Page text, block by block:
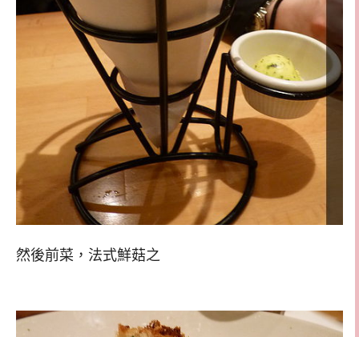
然後前菜，法式鮮菇之